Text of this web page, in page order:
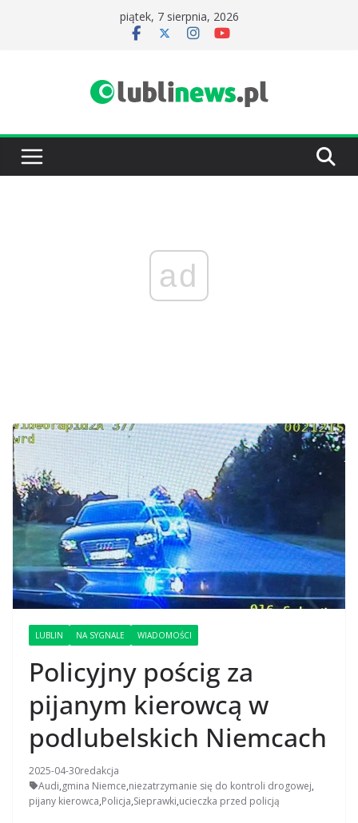
piątek, 7 sierpnia, 2026
ad
LUBLIN NA SYGNALE WIADOMOŚCI
Policyjny pościg za
pijanym kierowcą w
podlubelskich Niemcach
2025-04-30redakcja
Audi,gmina Niemce,niezatrzymanie się do kontroli drogowej,
pijany kierowca,Policja,Sieprawki,ucieczka przed policją